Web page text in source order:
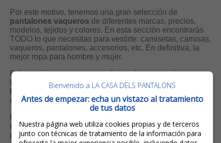
Por este motivo, tenemos una gran selección de
pantalones vaqueros de diferentes marcas, precios,
modelos, tejidos y colores. En esta sección encontrarás
TODO lo que necesitas para vestirte: camisetas, camisas,
vaqueros, pantalones, accesorios, etc. En definitiva, la
mejor ropa para hombre y mujer.
Echa un vistazo a nuestras ofertas de temporada en
bolsos y complementos. En nuestra secciónMEJOR
con descuentos de hasta el 50%.
necesita? ", puedes hacer tu búsqueda por tipo de
producto. Es probablemente la forma más fácil de
Bienvenido a LA CASA DELS PANTALONS
Antes de empezar: echa un vistazo al tratamiento
de tus datos
Nuestra página web utiliza cookies propias y de terceros
junto con técnicas de tratamiento de la información para